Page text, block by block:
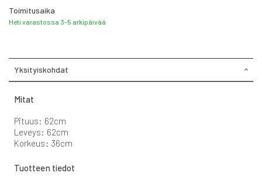
Toimitusaika
Heti varastossa 3-5 arkipäivää
Yksityiskohdat
Mitat
Pituus: 62cm
Leveys: 62cm
Korkeus: 36cm
Tuotteen tiedot